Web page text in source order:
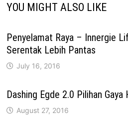
YOU MIGHT ALSO LIKE
Penyelamat Raya – Innergie
Serentak Lebih Pantas
July 16, 2016
Dashing Egde 2.0 Pilihan
August 27, 2016